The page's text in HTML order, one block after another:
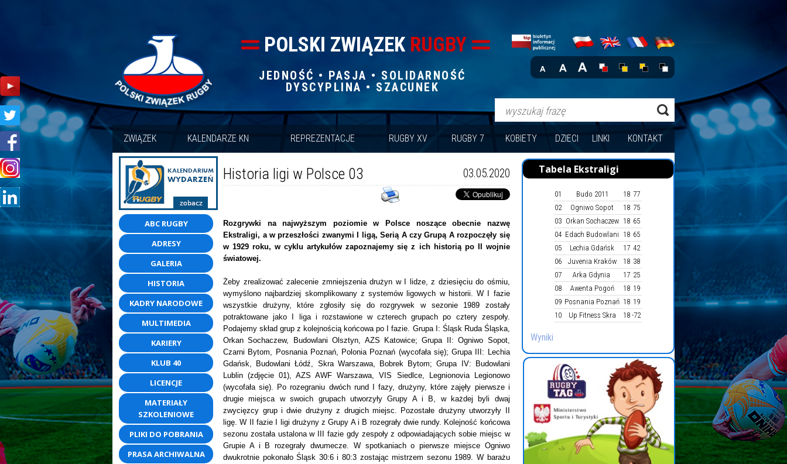
POLSKI ZWIĄZEK RUGBY
JEDNOŚĆ • PASJA • SOLIDARNOŚĆ
DYSCYPLINA • SZACUNEK
ZWIĄZEK KALENDARZE KN REPREZENTACJE RUGBY XV RUGBY 7 KOBIETY DZIECI LINKI KONTAKT
ABC RUGBY
ADRESY
GALERIA
HISTORIA
KADRY NARODOWE
MULTIMEDIA
KARIERY
KLUB 40
LICENCJE
MATERIAŁY
SZKOLENIOWE
PLIKI DO POBRANIA
PRASA ARCHIWALNA
Historia ligi w Polsce 03 03.05.2020
Rozgrywki na najwyższym poziomie w Polsce noszące obecnie nazwę
Ekstraligi, a w przeszłości zwanymi I ligą, Serią A czy Grupą A rozpoczęły się
w 1929 roku, w cyklu artykułów zapoznajemy się z ich historią po II wojnie
światowej.
Żeby zrealizować zalecenie zmniejszenia drużyn w I lidze, z dziesięciu do ośmiu,
wymyślono najbardziej skomplikowany z systemów ligowych w historii. W I fazie
wszystkie drużyny, które zgłosiły się do rozgrywek w sezonie 1989 zostały
potraktowane jako I liga i rozstawione w czterech grupach po cztery zespoły.
Podajemy skład grup z kolejnością końcowa po I fazie. Grupa I: Śląsk Ruda Śląska,
Orkan Sochaczew, Budowlani Olsztyn, AZS Katowice; Grupa II: Ogniwo Sopot,
Czarni Bytom, Posnania Poznań, Polonia Poznań (wycofała się); Grupa III: Lechia
Gdańsk, Budowlani Łódź, Skra Warszawa, Bobrek Bytom; Grupa IV: Budowlani
Lublin (zdjęcie 01), AZS AWF Warszawa, VIS Siedlce, Legnionovia Legionowo
(wycofała się). Po rozegraniu dwóch rund I fazy, drużyny, które zajęły pierwsze i
drugie miejsca w swoich grupach utworzyły Grupy A i B, w każdej byli dwaj
zwycięzcy grup i dwie drużyny z drugich miejsc. Pozostałe drużyny utworzyły II
ligę. W II fazie I ligi drużyny z Grupy A i B rozegrały dwie rundy. Kolejność końcowa
sezonu została ustalona w III fazie gdy zespoły z odpowiadających sobie miejsc w
Grupie A i B rozegrały dwumecze. W spotkaniach o pierwsze miejsce Ogniwo
dwukrotnie pokonało Śląsk 30:6 i 80:3 zostając mistrzem sezonu 1989. W barażu
Tabela Ekstraligi
01 Budo 2011 18 77
02
Ogniwo Sopot 18 75
03 Orkan Sochaczew 18 65
04 Edach Budowlani 18 65
05
Lechia Gdańsk 17 42
06
Juvenia Kraków 18 38
07
Arka Gdynia 17 25
08
Awenta Pogoń 18 19
09 Posnania Poznań 18 19
10
Up Fitness Skra 18 -72
Wyniki